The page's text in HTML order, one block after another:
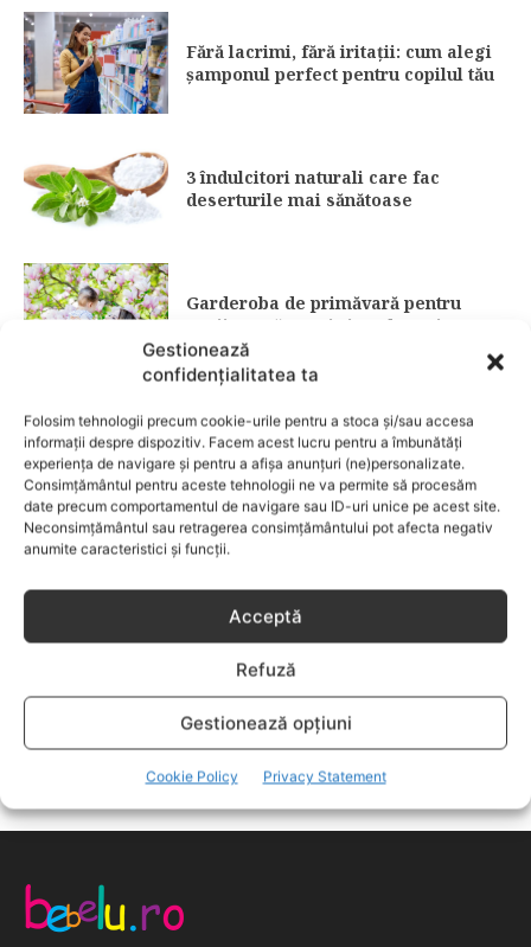
Gestionează
confidențialitatea ta
Folosim tehnologii precum cookie-urile pentru a stoca și/sau accesa
informații despre dispozitiv. Facem acest lucru pentru a îmbunătăți
experiența de navigare și pentru a afișa anunțuri (ne)personalizate.
Consimțământul pentru aceste tehnologii ne va permite să procesăm
date precum comportamentul de navigare sau ID-uri unice pe acest site.
Neconsimțământul sau retragerea consimțământului pot afecta negativ
anumite caracteristici și funcții.
Acceptă
Refuză
Gestionează opțiuni
Cookie Policy Privacy Statement
Fără lacrimi, fără iritații: cum alegi
șamponul perfect pentru copilul tău
3 îndulcitori naturali care fac
deserturile mai sănătoase
Garderoba de primăvară pentru
copii: ce păstrezi și ce donezi
CATEGORII POPULARE
EVENIMENTE
741
LIFESTYLE
COPII
633
FAMILIA
582
DEZVOLTAREA COPILULUI
COMPORTAMENT
294